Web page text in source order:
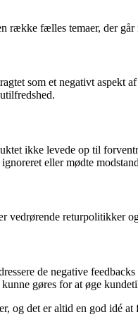
række fælles temaer, der
som et negativt aspekt
ikke levede op til
eller mødte
returpolitikker
de negative
gøres for at øge
det er altid en god idé